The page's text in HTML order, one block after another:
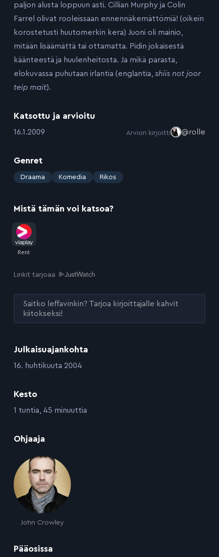
Julkaisuajankohta
:16. huhtikuuta 2004
Kesto
:1 tuntia, 45 minuuttia
Ohjaaja
John Crowley
Pääosissa
paljon alusta loppuun asti. Cillian Murphy ja Colin
Farrel olivat rooleissaan ennennäkemättömiä! (oikein
korostetusti huutomerkin kera) Juoni oli mainio,
mitään lisäämättä tai ottamatta. Pidin jokaisestä
käänteestä ja huulenheitosta. Ja mikä parasta,
elokuvassa puhutaan irlantia (englantia, shiis not joor
teip mait).
Katsottu ja arvioitu
:16.1.2009 Arvion kirjoitti @rolle
Genret
: Draama Komedia Rikos
Mistä tämän voi katsoa?
Linkit tarjoaa
Saitko leffavinkin? Tarjoa kirjoittajalle kahvit
kiitokseksi!